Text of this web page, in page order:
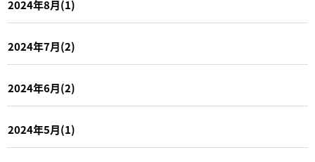
2024年8月(1)
2024年7月(2)
2024年6月(2)
2024年5月(1)